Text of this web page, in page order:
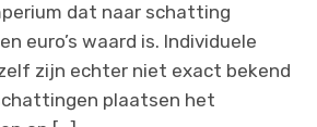
dat naar schatting
euro’s waard is. Individuele
zijn echter niet exact bekend
plaatsen het